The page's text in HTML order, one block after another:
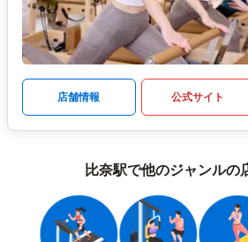
店舗情報 公式サイト
比奈駅で他のジャンルの